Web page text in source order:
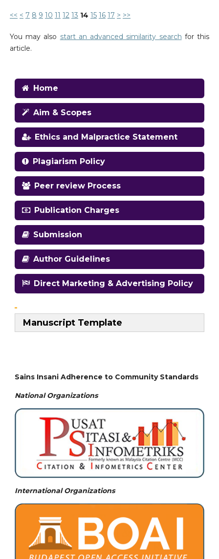
<< < 7 8 9 10 11 12 13 14 15 16 17 > >>
You may also start an advanced similarity search for this
article.
Home
Aim & Scopes
Ethics and Malpractice Statement
Plagiarism Policy
Peer review Process
Publication Charges
Submission
Author Guidelines
Direct Marketing & Advertising Policy
Manuscript Template
Sains Insani Adherence to Community Standards
National Organizations
International Organizations